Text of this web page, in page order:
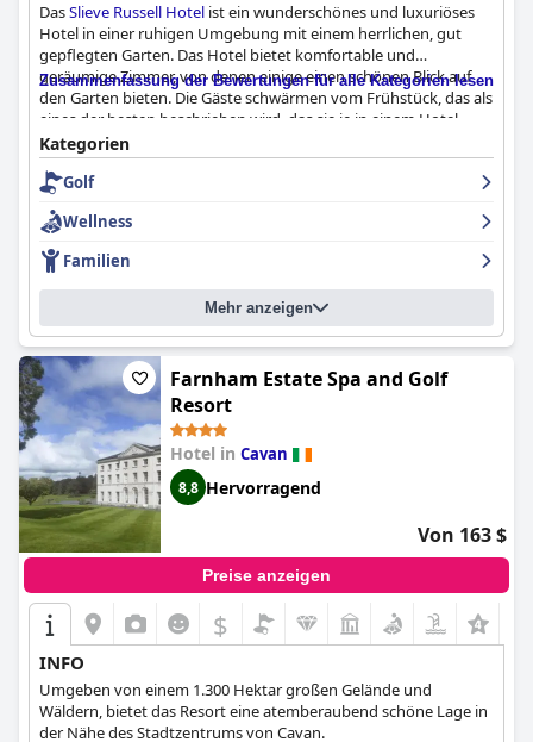
DasSlieve Russell Hotel ist ein wunderschönes und luxuriöses
Hotel in einer ruhigen Umgebung mit einem herrlichen, gut
gepflegten Garten. Das Hotel bietet komfortable und
geräumige Zimmer, von denen einige einen schönen Blick auf
den Garten bieten. Die Gäste schwärmen vom Frühstück, das als
eines der besten beschrieben wird, das sie je in einem Hotel
hatten, und auch das Spa und die Hydrotherapie-Suite werden
hoch gelobt. Das Personal ist freundlich, hilfsbereit und
professionell, und das Hotel ist kinderfreundlich und bietet
zahlreiche Aktivitäten für Kinder. Während einige Gäste das
Essen und die Sauberkeit in bestimmten Bereichen
bemängelten, ist das
fantastische Option für alle, die einen luxuriösen und
erholsamen Aufenthalt suchen.
Zusammenfassung der Bewertungen für alle Kategorien lesen
Kategorien
Golf
Wellness
Familien
Mehr anzeigen
Farnham Estate Spa and Golf
Resort
Hotel in Cavan
8,8 Hervorragend
Von 163 $
Preise anzeigen
$
INFO
Umgeben von einem 1.300 Hektar großen Gelände und
Wäldern, bietet das Resort eine atemberaubend schöne Lage in
der Nähe des Stadtzentrums von Cavan.